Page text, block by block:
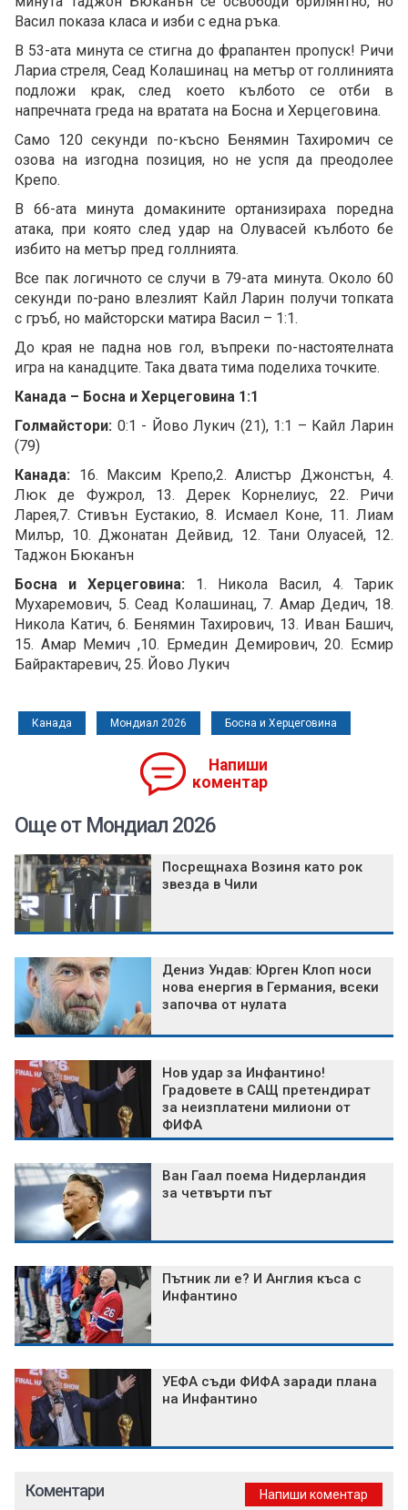
Васил показа класа и изби с една ръка.
В 53-ата минута се стигна до фрапантен пропуск! Ричи
Лариа стреля, Сеад Колашинац на метър от голлинията
подложи крак, след което кълбото се отби в
напречната греда на вратата на Босна и Херцеговина.
Само 120 секунди по-късно Бенямин Тахиромич се
озова на изгодна позиция, но не успя да преодолее
Крепо.
В 66-ата минута домакините ортанизираха поредна
атака, при която след удар на Олувасей кълбото бе
избито на метър пред голлнията.
Все пак логичното се случи в 79-ата минута. Около 60
секунди по-рано влезлият Кайл Ларин получи топката
с гръб, но майсторски матира Васил – 1:1.
До края не падна нов гол, въпреки по-настоятелната
игра на канадците. Така двата тима поделиха точките.
Канада – Босна и Херцеговина 1:1
Голмайстори: 0:1 - Йово Лукич (21), 1:1 – Кайл Ларин
(79)
Канада: 16. Максим Крепо,2. Алистър Джонстън, 4.
Люк де Фужрол, 13. Дерек Корнелиус, 22. Ричи
Ларея,7. Стивън Еустакио, 8. Исмаел Коне, 11. Лиам
Милър, 10. Джонатан Дейвид, 12. Тани Олуасей, 12.
Таджон Бюканън
Босна и Херцеговина: 1. Никола Васил, 4. Тарик
Мухаремович, 5. Сеад Колашинац, 7. Амар Дедич, 18.
Никола Катич, 6. Бенямин Тахирович, 13. Иван Башич,
15. Амар Мемич ,10. Ермедин Демирович, 20. Есмир
Байрактаревич, 25. Йово Лукич
Канада Мондиал 2026 Босна и Херцеговина
Напиши
коментар
Още от Мондиал 2026
Посрещнаха Возиня като рок
звезда в Чили
Дениз Ундав: Юрген Клоп носи
нова енергия в Германия, всеки
започва от нулата
Нов удар за Инфантино!
Градовете в САЩ претендират
за неизплатени милиони от
ФИФА
Ван Гаал поема Нидерландия
за четвърти път
Пътник ли е? И Англия къса с
Инфантино
УЕФА съди ФИФА заради плана
на Инфантино
Коментари Напиши коментар